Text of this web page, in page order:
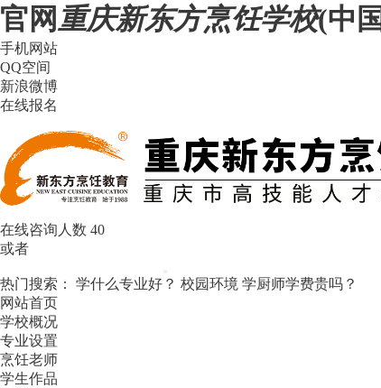
官网 重庆新东方烹饪学校(中
手机网站
QQ空间
新浪微博
在线报名
在线咨询人数 40
或者
热门搜索： 学什么专业好？ 校园环境 学厨师学费贵吗？
网站首页
学校概况
专业设置
烹饪老师
学生作品